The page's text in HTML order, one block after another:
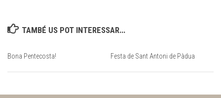
TAMBÉ US POT INTERESSAR...
Bona Pentecosta! Festa de Sant Antoni de Pàdua